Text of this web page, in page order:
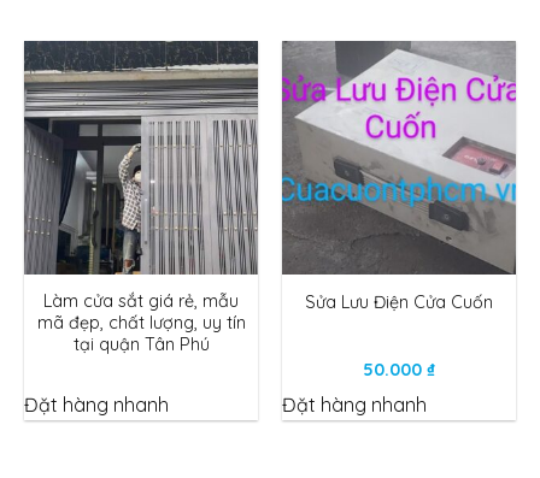
Làm cửa sắt giá rẻ, mẫu
mã đẹp, chất lượng, uy tín
tại quận Tân Phú
Đặt hàng nhanh
Sửa Lưu Điện Cửa Cuốn
50.000 ₫
Đặt hàng nhanh